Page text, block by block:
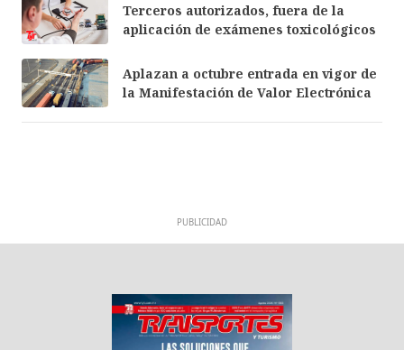
Terceros autorizados, fuera de la
aplicación de exámenes toxicológicos
Aplazan a octubre entrada en vigor de
la Manifestación de Valor Electrónica
PUBLICIDAD